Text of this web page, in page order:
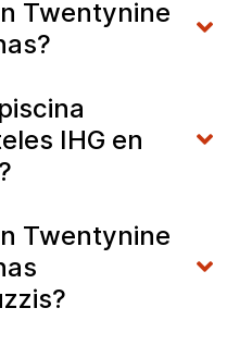
Twentynine
IHG en
Twentynine